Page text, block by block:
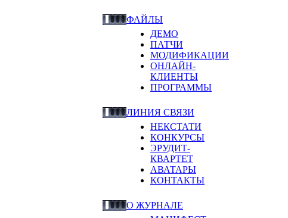
ФАЙЛЫ
ДЕМО
ПАТЧИ
МОДИФИКАЦИИ
ОНЛАЙН-
КЛИЕНТЫ
ПРОГРАММЫ
ЛИНИЯ СВЯЗИ
НЕКСТАТИ
КОНКУРСЫ
ЭРУДИТ-
КВАРТЕТ
АВАТАРЫ
КОНТАКТЫ
О ЖУРНАЛЕ